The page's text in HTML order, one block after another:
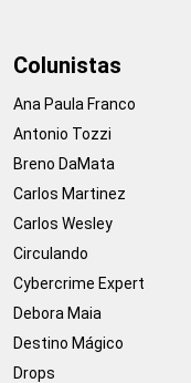
Colunistas
Ana Paula Franco
Antonio Tozzi
Breno DaMata
Carlos Martinez
Carlos Wesley
Circulando
Cybercrime Expert
Debora Maia
Destino Mágico
Drops